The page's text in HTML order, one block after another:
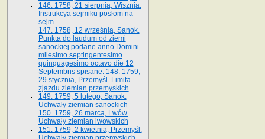
146. 1758, 21 sierpnia, Wisznia.
Instrukcya sejmiku posłom na
sejm
147. 1758, 12 września, Sanok.
Punkta do laudum od ziemi
sanockiej podane anno Domini
milesimo septingentesimo
quinquagesimo octavo die 12
Septembris spisane. 148. 1759,
29 stycznia, Przemyśl. Limita
zjazdu ziemian przemyskich
149. 1759, 5 lutego, Sanok.
Uchwały ziemian sanockich
150. 1759, 26 marca, Lwów.
Uchwały ziemian lwowskich
151. 1759, 2 kwietnia, Przemyśl.